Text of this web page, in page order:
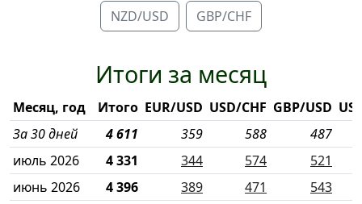
NZD/USD GBP/CHF
Итоги за месяц
Месяц, год Итого EUR/USD USD/CHF GBP/USD
За 30 дней
4 611 359 588
487
июль 2026
4 331 344 574
521
июнь 2026
4 396 389 471
543